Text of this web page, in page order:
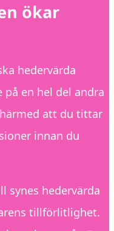
ökar
hedervärda
en hel del andra
att du tittar
innan du
synes hedervärda
tillförlitlighet.